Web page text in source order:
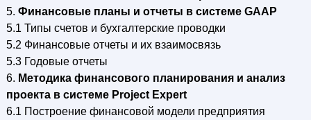
5. Финансовые планы и отчеты в системе GAAP
5.1 Типы счетов и бухгалтерские проводки
5.2 Финансовые отчеты и их взаимосвязь
5.3 Годовые отчеты
6. Методика финансового планирования и анализ
проекта в системе Project Expert
6.1 Построение финансовой модели предприятия